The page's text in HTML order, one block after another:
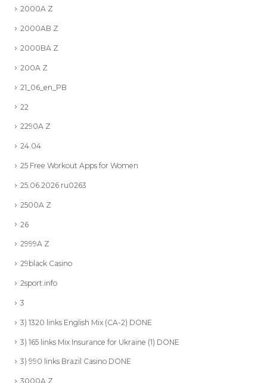
2000A Z
2000AB Z
2000BA Z
200A Z
21_06_en_PB
22
2290A Z
24.04
25 Free Workout Apps for Women
25.06.2026 ru0263
2500A Z
26
2999A Z
29black Casino
2sport.info
3
3) 1320 links English Mix (CA-2) DONE
3) 165 links Mix Insurance for Ukraine (1) DONE
3) 990 links Brazil Casino DONE
3000A Z